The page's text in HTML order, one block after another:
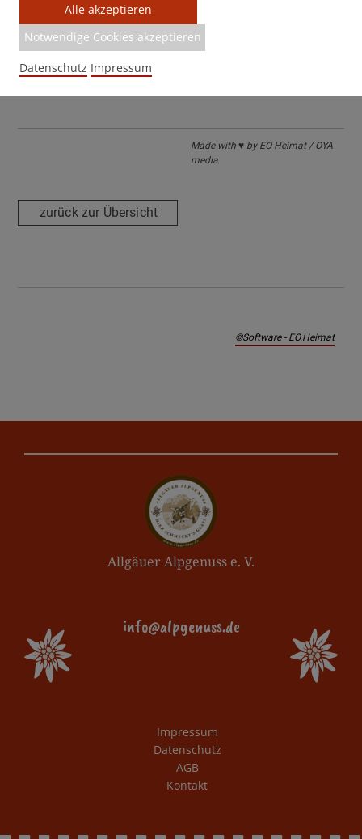
Frei Zugänglich / Immer geöffnet
Made with ♥ by EO Heimat / OYA
media
zurück zur Übersicht
©Software - EO.Heimat
Allgäuer Alpgenuss e. V.
info@alpgenuss.de
Impressum
Datenschutz
AGB
Kontakt
Alle akzeptieren
Notwendige Cookies akzeptieren
Datenschutz Impressum